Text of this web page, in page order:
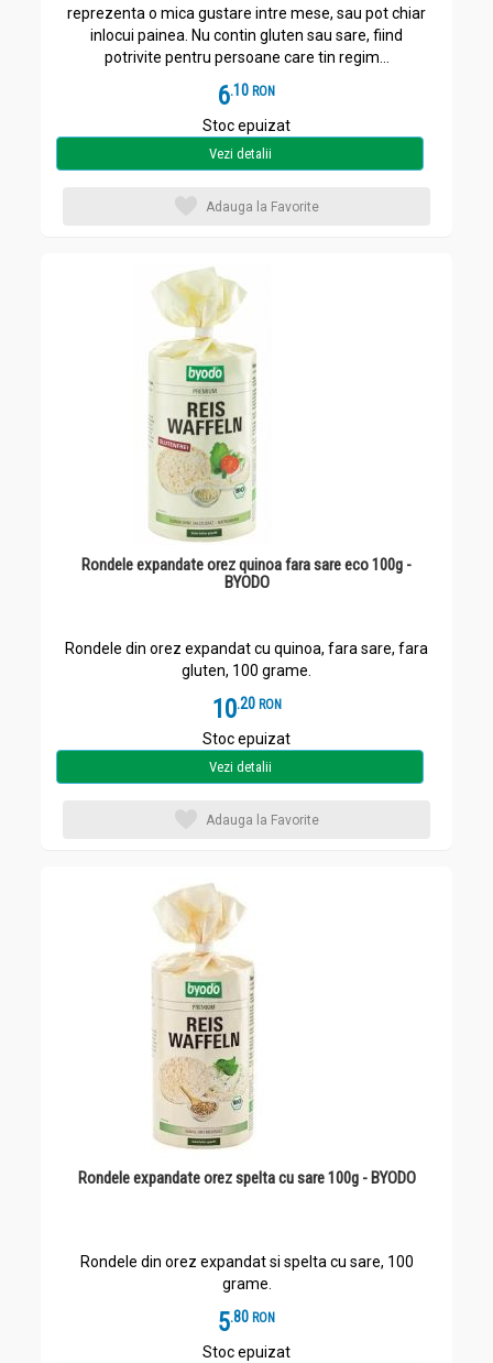
reprezenta o mica gustare intre mese, sau pot chiar
inlocui painea. Nu contin gluten sau sare, fiind
potrivite pentru persoane care tin regim...
6.1 RON
Stoc epuizat
Vezi detalii
Adauga la Favorite
Rondele expandate orez quinoa fara sare eco 100g -
BYODO
Rondele din orez expandat cu quinoa, fara sare, fara
gluten, 100 grame.
10.2 RON
Stoc epuizat
Vezi detalii
Adauga la Favorite
Rondele expandate orez spelta cu sare 100g - BYODO
Rondele din orez expandat si spelta cu sare, 100
grame.
5.8 RON
Stoc epuizat